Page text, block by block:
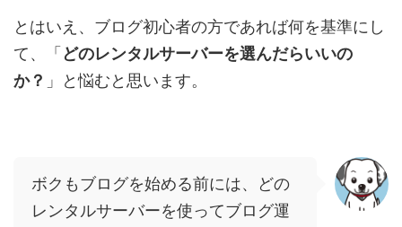
とはいえ、ブログ初心者の方であれば何を基準にし
て、「 どのレンタルサーバーを選んだらいいの
か？ 」と悩むと思います。
ボクもブログを始める前には、どの
レンタルサーバーを使ってブログ運